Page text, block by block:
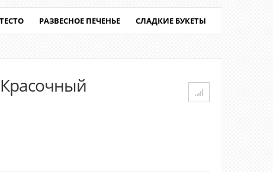
РАЗВЕСНОЕ ПЕЧЕНЬЕ СЛАДКИЕ БУКЕТЫ